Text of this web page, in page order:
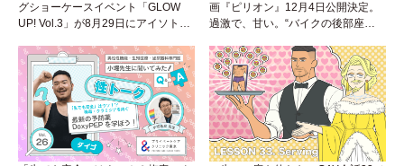
グショーケースイベント「GLOW
UP! Vol.3」が8月29日にアイソトー
画『ピリオン』12月4日公開決定。
過激で、甘い。“バイクの後部座